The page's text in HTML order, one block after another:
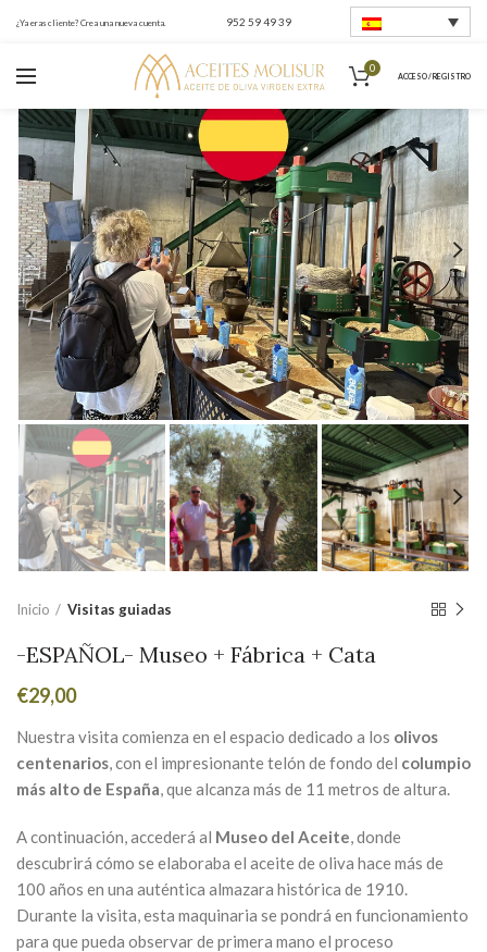
¿Ya eras cliente? Crea una nueva cuenta. 952 59 49 39
0
ACCESO / REGISTRO
Inicio Visitas guiadas
-ESPAÑOL- Museo + Fábrica + Cata
€29,00
Nuestra visita comienza en el espacio dedicado a los olivos
centenarios, con el impresionante telón de fondo del columpio
más alto de España, que alcanza más de 11 metros de altura.
A continuación, accederá al Museo del Aceite, donde
descubrirá cómo se elaboraba el aceite de oliva hace más de
100 años en una auténtica almazara histórica de 1910.
Durante la visita, esta maquinaria se pondrá en funcionamiento
para que pueda observar de primera mano el proceso